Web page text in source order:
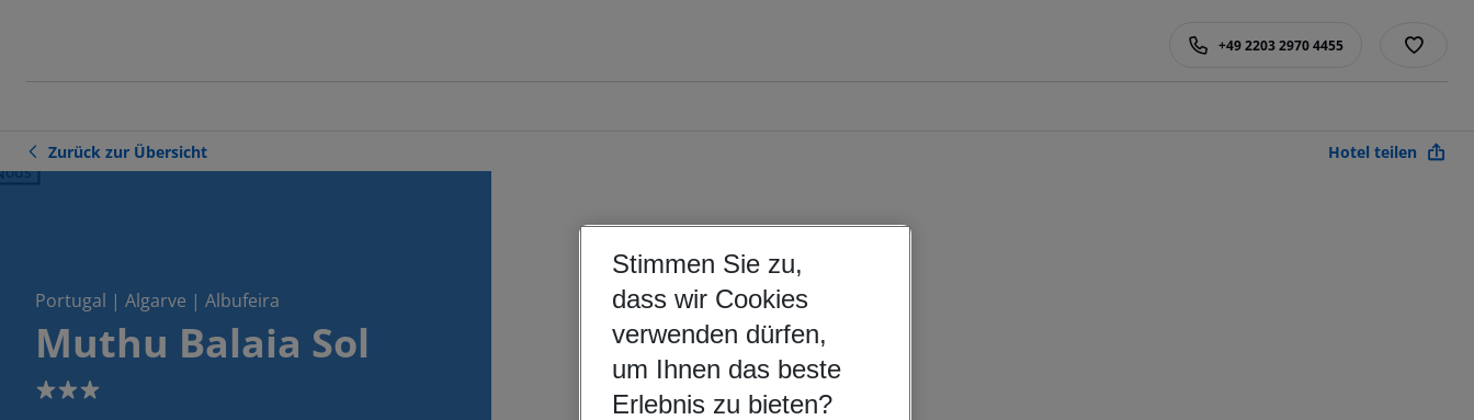
+49 2203 2970 4455
Zurück zur Übersicht Hotel teilen
Portugal | Algarve | Albufeira
Muthu Balaia Sol
3
Stimmen Sie zu,
dass wir Cookies
verwenden dürfen,
um Ihnen das beste
Erlebnis zu bieten?